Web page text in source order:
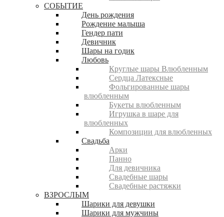
СОБЫТИЕ
День рождения
Рождение малыша
Гендер пати
Девичник
Шары на годик
Любовь
Круглые шары Влюбленным
Сердца Латексные
Фольгированные шары
влюбленным
Букеты влюбленным
Игрушка в шаре для
влюбленных
Композиции для влюбленных
Свадьба
Арки
Панно
Для девичника
Свадебные шары
Свадебные растяжки
ВЗРОСЛЫМ
Шарики для девушки
Шарики для мужчины